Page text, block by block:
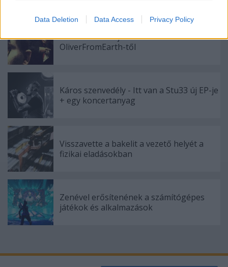
I want to allow Google to enable storage
related to security, including authentication
functionality and fraud prevention, and other
user protection.
Data Deletion Data Access Privacy Policy
Gondolatok - Új videó az
OliverFromEarth-től
Káros szenvedély - Itt van a Stu33 új EP-je
+ egy koncertanyag
Visszavette a bakelit a vezető helyét a
fizikai eladásokban
Zenével erősítenének a számítógépes
játékok és alkalmazások